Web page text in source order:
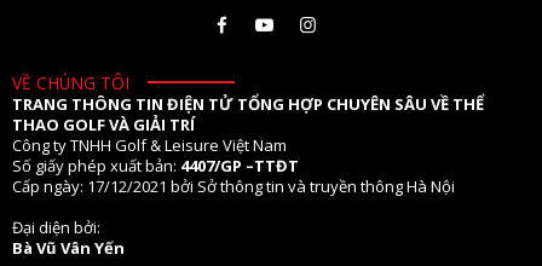
VỀ CHÚNG TÔI
TRANG THÔNG TIN ĐIỆN TỬ TỔNG HỢP CHUYÊN SÂU VỀ THỂ
THAO GOLF VÀ GIẢI TRÍ
Công ty TNHH Golf & Leisure Việt Nam
Số giấy phép xuất bản: 4407/GP –TTĐT
Cấp ngày: 17/12/2021 bởi Sở thông tin và truyền thông Hà Nội
Đại diện bởi:
Bà Vũ Vân Yến